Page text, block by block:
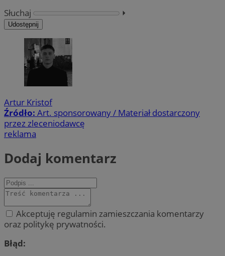
Słuchaj
⏵︎
Udostępnij
Artur Kristof
Źródło: Art. sponsorowany / Materiał dostarczony
przez zleceniodawcę
reklama
Dodaj komentarz
Akceptuję regulamin zamieszczania komentarzy
oraz politykę prywatności.
Błąd: